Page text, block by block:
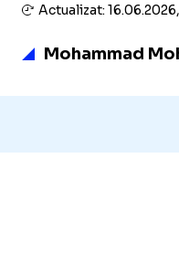
Actualizat: 16.06.2026,
Mohammad